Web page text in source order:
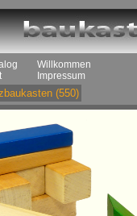
Willkommen
Impressum
(550)